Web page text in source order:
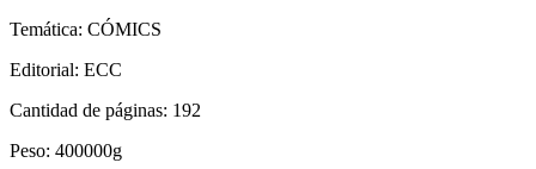
Temática: CÓMICS
Editorial: ECC
Cantidad de páginas: 192
Peso: 400000g